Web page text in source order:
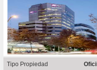
Tipo Propiedad